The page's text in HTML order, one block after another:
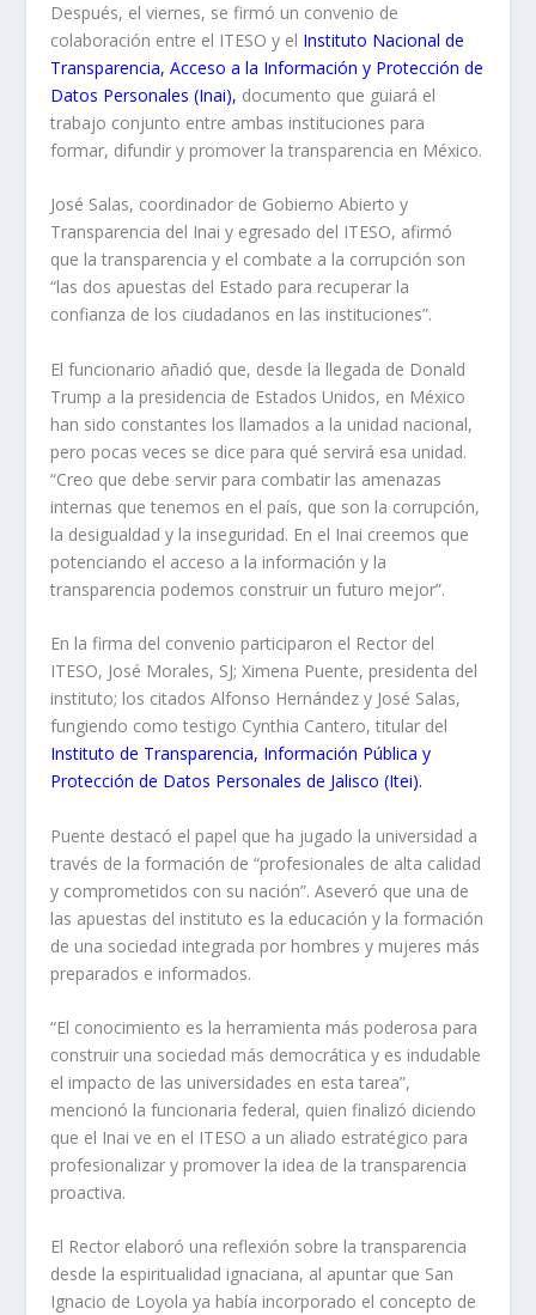
Después, el viernes, se firmó un convenio de
colaboración entre el ITESO y el Instituto Nacional de
Transparencia, Acceso a la Información y Protección de
Datos Personales (Inai), documento que guiará el
trabajo conjunto entre ambas instituciones para
formar, difundir y promover la transparencia en México.
José Salas, coordinador de Gobierno Abierto y
Transparencia del Inai y egresado del ITESO, afirmó
que la transparencia y el combate a la corrupción son
“las dos apuestas del Estado para recuperar la
confianza de los ciudadanos en las instituciones”.
El funcionario añadió que, desde la llegada de Donald
Trump a la presidencia de Estados Unidos, en México
han sido constantes los llamados a la unidad nacional,
pero pocas veces se dice para qué servirá esa unidad.
“Creo que debe servir para combatir las amenazas
internas que tenemos en el país, que son la corrupción,
la desigualdad y la inseguridad. En el Inai creemos que
potenciando el acceso a la información y la
transparencia podemos construir un futuro mejor”.
En la firma del convenio participaron el Rector del
ITESO, José Morales, SJ; Ximena Puente, presidenta del
instituto; los citados Alfonso Hernández y José Salas,
fungiendo como testigo Cynthia Cantero, titular del
Instituto de Transparencia, Información Pública y
Protección de Datos Personales de Jalisco (Itei).
Puente destacó el papel que ha jugado la universidad a
través de la formación de “profesionales de alta calidad
y comprometidos con su nación”. Aseveró que una de
las apuestas del instituto es la educación y la formación
de una sociedad integrada por hombres y mujeres más
preparados e informados.
“El conocimiento es la herramienta más poderosa para
construir una sociedad más democrática y es indudable
el impacto de las universidades en esta tarea”,
mencionó la funcionaria federal, quien finalizó diciendo
que el Inai ve en el ITESO a un aliado estratégico para
profesionalizar y promover la idea de la transparencia
proactiva.
El Rector elaboró una reflexión sobre la transparencia
desde la espiritualidad ignaciana, al apuntar que San
Ignacio de Loyola ya había incorporado el concepto de